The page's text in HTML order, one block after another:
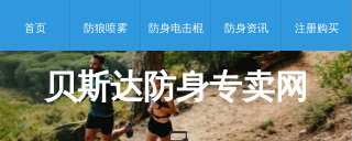
贝斯达防身专卖网
首页 防狼喷雾 防身电击棍 防身资讯 注册购买